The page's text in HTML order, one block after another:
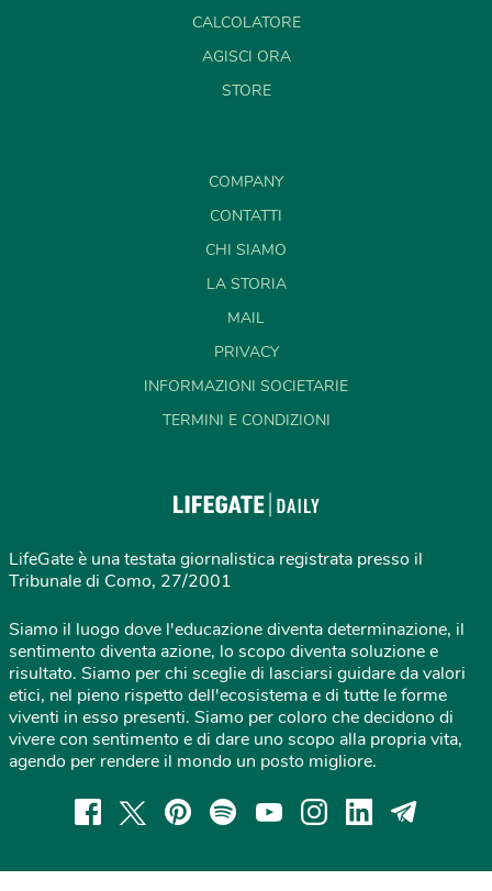
CALCOLATORE
AGISCI ORA
STORE
COMPANY
CONTATTI
CHI SIAMO
LA STORIA
MAIL
PRIVACY
INFORMAZIONI SOCIETARIE
TERMINI E CONDIZIONI
LifeGate è una testata giornalistica registrata presso il
Tribunale di Como, 27/2001
Siamo il luogo dove l'educazione diventa determinazione, il
sentimento diventa azione, lo scopo diventa soluzione e
risultato. Siamo per chi sceglie di lasciarsi guidare da valori
etici, nel pieno rispetto dell'ecosistema e di tutte le forme
viventi in esso presenti. Siamo per coloro che decidono di
vivere con sentimento e di dare uno scopo alla propria vita,
agendo per rendere il mondo un posto migliore.